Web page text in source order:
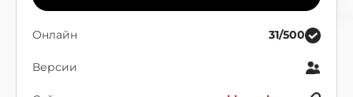
Онлайн 31/500
Версии